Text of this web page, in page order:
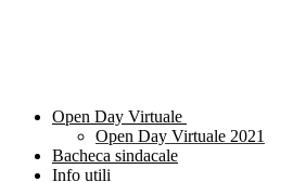
Open Day Virtuale
Open Day Virtuale 2021
Bacheca sindacale
Info utili